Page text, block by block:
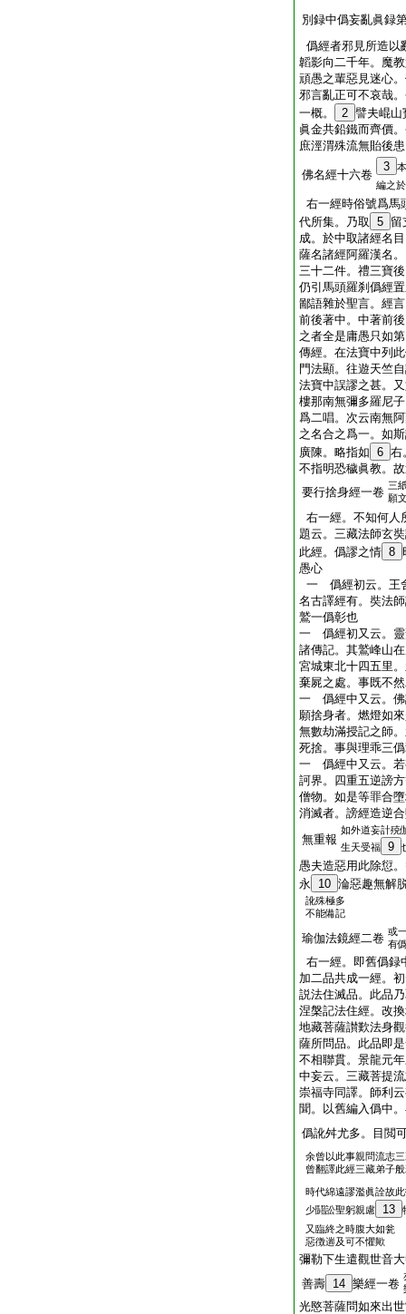
別録中僞妄亂眞録
僞經者邪見所造以
韜影向二千年。魔
頑愚之輩惡見迷心
邪言亂正可不哀哉
一概。
2 譬夫崐山
眞金共鉛鐵而齊價
庶涇渭殊流無貽後患
佛名經十六卷
3
編之
右一經時俗號爲馬
代所集。乃取 5 留
成。於中取諸經名
薩名諸經阿羅漢名
三十二件。禮三寶
仍引馬頭羅刹僞經
鄙語雜於聖言。經
前後著中。中著前
之者全是庸愚只如
傳經。在法寶中列
門法顯。往遊天竺
法寶中誤謬之甚。
樓那南無彌多羅尼
爲二唱。次云南無
之名合之爲一。如
廣陳。略指如 6 右
不指明恐穢眞教。
要行捨身經一卷 三
願
右一經。不知何人
題云。三藏法師玄
此經。僞謬之情 8
愚心
一 僞經初云。王
名古譯經有。奘法
鷲一僞彰也
一 僞經初又云。靈
諸傳記。其鷲峰山
宮城東北十四五里
棄屍之處。事既不
一 僞經中又云。佛
願捨身者。燃燈如
無數劫滿授記之師
死捨。事與理乖三
一 僞經中又云。若
訶界。四重五逆謗
僧物。如是等罪合
消滅者。謗經造逆
無重報
如外道妄計殑
生天受福
9
愚夫造惡用此除愆
永
10 淪惡趣無解
訛殊極多
不能備記
瑜伽法鏡經二卷 或
有
右一經。即舊僞録
加二品共成一經。
説法住滅品。此品
涅槃記法住經。改
地藏菩薩讃歎法身
薩所問品。此品即
不相聯貫。景龍元
中妄云。三藏菩提
崇福寺同譯。師利
聞。以舊編入僞中
僞訛舛尤多。目閲
余曾以此事親問流志
曾翻譯此經三藏弟子
時代綿遠謬濫眞詮故
少鬪訟聖躬親慮
13
又臨終之時腹大如瓮
惡徴遄及可不懼歟
彌勒下生遣觀世音
善壽 14 樂經一卷
光愍菩薩問如來出